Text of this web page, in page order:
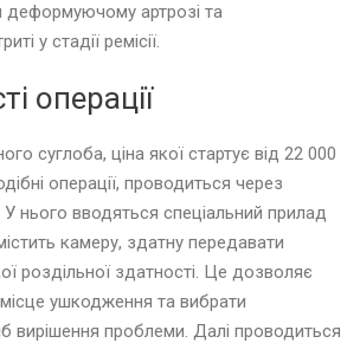
артрозі та
у стадії ремісії.
операції
суглоба, ціна якої стартує від 22 000
операції, проводиться через
нього вводяться спеціальний прилад
камеру, здатну передавати
роздільної здатності. Це дозволяє
ушкодження та вибрати
вирішення проблеми. Далі проводиться